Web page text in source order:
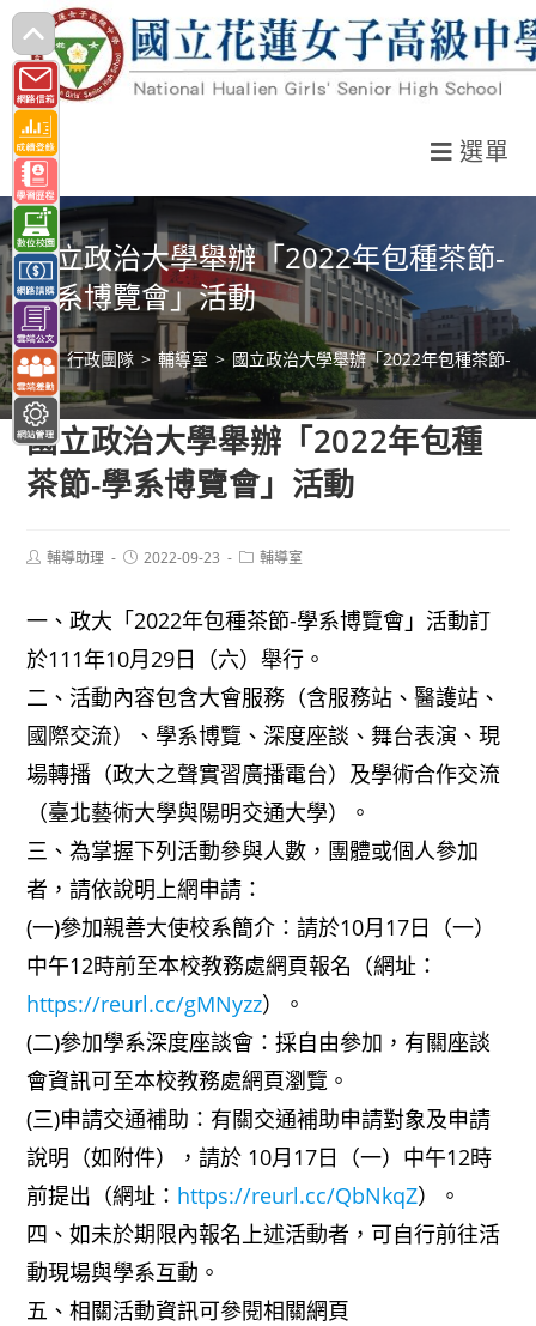
跳
轉
至
主
要
內
容
選單
國立政治大學舉辦「2022年包種茶節-
學系博覽會」活動
> 行政團隊 > 輔導室 > 國立政治大學舉辦「2022年包種茶節-學
國立政治大學舉辦「2022年包種
茶節-學系博覽會」活動
Post輔導助理
Post2022-09-23
Post輔導室
一、政大「2022年包種茶節-學系博覽會」活動訂
於111年10月29日（六）舉行。
二、活動內容包含大會服務（含服務站、醫護站、
國際交流）、學系博覽、深度座談、舞台表演、現
場轉播（政大之聲實習廣播電台）及學術合作交流
（臺北藝術大學與陽明交通大學）。
三、為掌握下列活動參與人數，團體或個人參加
者，請依說明上網申請：
(一)參加親善大使校系簡介：請於10月17日（一）
中午12時前至本校教務處網頁報名（網址：
https://reurl.cc/gMNyzz）。
(二)參加學系深度座談會：採自由參加，有關座談
會資訊可至本校教務處網頁瀏覽。
(三)申請交通補助：有關交通補助申請對象及申請
說明（如附件），請於 10月17日（一）中午12時
前提出（網址： https://reurl.cc/QbNkqZ）。
四、如未於期限內報名上述活動者，可自行前往活
動現場與學系互動。
五、相關活動資訊可參閱相關網頁